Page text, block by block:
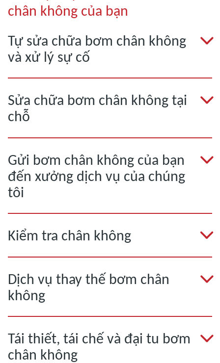
chân không của bạn
Tự sửa chữa bơm chân không
và xử lý sự cố
Sửa chữa bơm chân không tại
chỗ
Gửi bơm chân không của bạn
đến xưởng dịch vụ của chúng
tôi
Kiểm tra chân không
Dịch vụ thay thế bơm chân
không
Tái thiết, tái chế và đại tu bơm
chân không